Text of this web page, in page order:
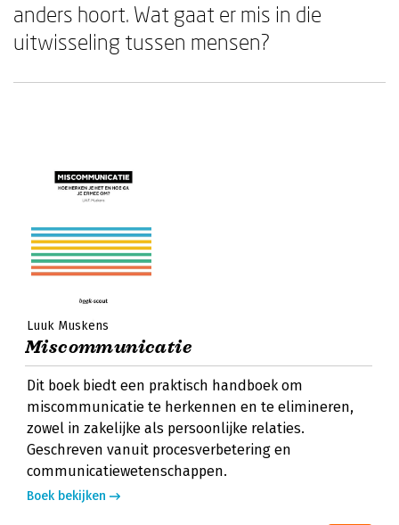
anders hoort. Wat gaat er mis in die
uitwisseling tussen mensen?
Luuk Muskens
Miscommunicatie
Dit boek biedt een praktisch handboek om
miscommunicatie te herkennen en te elimineren,
zowel in zakelijke als persoonlijke relaties.
Geschreven vanuit procesverbetering en
communicatiewetenschappen.
Boek bekijken